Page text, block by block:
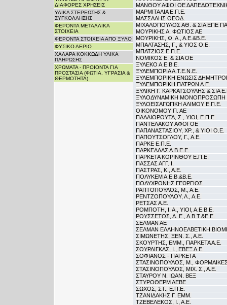
ΔΙΑΦΟΡΕΣ ΧΡΗΣΕΙΣ
ΥΛΙΚΑ ΣΤΕΡΕΩΣΗΣ &
ΣΥΓΚΟΛΛΗΣΗΣ
ΦΕΡΟΝΤΑ ΜΕΤΑΛΛΙΚΑ
ΣΤΟΙΧΕΙΑ
ΦΕΡΟΝΤΑ ΣΤΟΙΧΕΙΑ ΑΠΟ ΞΥΛΟ
ΦΥΣΙΚΟ ΑΕΡΙΟ
ΧΑΛΑΡΑ ΚΟΚΚΩΔΗ ΥΛΙΚΑ
ΠΛΗΡΩΣΗΣ
ΧΡΩΜΑΤΑ - ΠΡΟΙΟΝΤΑ ΓΙΑ
ΠΡΟΣΤΑΣΙΑ (ΦΩΤΙΑ, ΥΓΡΑΣΙΑ &
ΘΕΡΜΟΤΗΤΑ)
ΜΑΝΘΟΥ ΑΦΟΙ ΟΕ
ΜΑΡΜΙΤΑΛΙΑ Ε.Π.Ε.
ΜΑΣΣΑΛΗΣ ΘΕΟΔ.
ΜΙΧΑΛΟΠΟΥΛΟΣ ΑΘ. & ΣΙΑ ΕΠΕ
ΜΟΥΡΙΚΗΣ Α. ΦΩΤΙΟΣ ΑΕ
ΜΟΥΡΙΚΗΣ, Φ. Α., Α.Ε.&Β.Ε.
ΜΠΑΛΤΑΣΗΣ, Γ., & ΥΙΟΣ Ο.Ε.
ΜΠΑΤΖΙΟΣ Ε.Π.Ε.
ΝΟΜΙΚΟΣ Ε. & ΣΙΑ ΟΕ
ΞΥΛΕΚΟ Α.Ε.Β.Ε.
ΞΥΛΕΜΠΟΡΙΑ Α.Τ.Ε.Ν.Ε.
ΞΥΛΕΜΠΟΡΙΚΗ ΕΝΩΣΙΣ
ΞΥΛΕΜΠΟΡΙΚΗ ΠΑΤΡΩΝ Α.Ε.
ΞΥΛΙΚΗ Γ. ΚΑΡΚΑΤΣΟΥΛΗΣ & ΣΙΑ
ΞΥΛΟΔΥΝΑΜΙΚΗ ΜΟΝΟΠΡΟΣΩΠΗ
ΞΥΛΟΕΙΣΑΓΩΓΙΚΗ ΑΛΙΜΟΥ Ε.Π.Ε.
ΟΙΚΟΝΟΜΟΥ Π. ΑΕ
ΠΑΛΑΙΟΡΟΥΤΑ, Σ., ΥΙΟΙ, Ε.Π.Ε.
ΠΑΝΤΕΛΑΚΟΥ ΑΦΟΙ ΟΕ
ΠΑΠΑΝΑΣΤΑΣΙΟΥ, ΧΡ., & ΥΙΟΙ Ο.Ε.
ΠΑΠΟΥΤΣΟΓΛΟΥ, Γ., Α.Ε.
ΠΑΡΚΕ Ε.Π.Ε.
ΠΑΡΚΕΛΛΑΣ Α.Β.Ε.Ε.
ΠΑΡΚΕΤΑ ΚΟΡΙΝΘΟΥ Ε.Π.Ε.
ΠΑΣΣΑΣ ΑΓΓ. Ι.
ΠΑΣΤΡΑΣ, Κ., Α.Ε.
ΠΟΛΥΚΕΜ Α.Ε.Β.&Β.Ε.
ΠΟΛΥΧΡΟΝΗΣ ΓΕΩΡΓΙΟΣ
ΡΑΠΤΟΠΟΥΛΟΣ, Μ., Α.Ε.
ΡΕΝΤΖΟΠΟΥΛΟΥ, Λ., Α.Ε.
ΡΕΤΣΑΣ Α.Ε.
ΡΟΜΠΟΤΗ, Ι. Α., ΥΙΟΙ, Α.Ε.Β.Ε.
ΡΟΥΣΣΕΤΟΣ, Δ. Ε., Α.Β.Τ.&Ε.Ε.
ΣΕΛΜΑΝ ΑΕ
ΣΕΛΜΑΝ ΕΛΛΗΝΟΕΛΒΕΤΙΚΗ
ΣΙΜΩΝΕΤΗΣ, ΞΕΝ. Σ., Α.Ε.
ΣΚΟΥΡΤΗΣ, ΕΜΜ., ΠΑΡΚΕΤΑ Α.Ε.
ΣΟΥΡΛΙΓΚΑΣ, Ι., ΕΒΕΞ Α.Ε.
ΣΟΦΙΑΝΟΣ - ΠΑΡΚΕΤΑ
ΣΤΑΣΙΝΟΠΟΥΛΟΣ, Μ.,
ΣΤΑΣΙΝΟΠΟΥΛΟΣ, ΜΙΧ. Σ., Α.Ε.
ΣΤΑΥΡΟΥ Ν. ΙΩΑΝ. ΒΕΞ
ΣΤΥΡΟΘΕΡΜ ΑΕΒΕ
ΣΩΧΟΣ, ΣΤ., Ε.Π.Ε.
ΤΖΑΝΙΔΑΚΗΣ Γ. ΕΜΜ.
ΤΖΕΒΕΛΕΚΟΣ, Ι., Α.Ε.